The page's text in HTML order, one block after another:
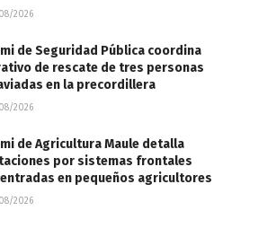
2026
de Seguridad Pública coordina
de rescate de tres personas
en la precordillera
2026
de Agricultura Maule detalla
por sistemas frontales
en pequeños agricultores
2026